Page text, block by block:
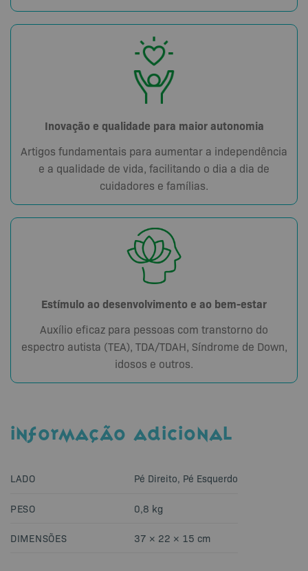
Inovação e qualidade para maior autonomia
Artigos fundamentais para aumentar a independência
e a qualidade de vida, facilitando o dia a dia de
cuidadores e famílias.
Estímulo ao desenvolvimento e ao bem-estar
Auxílio eficaz para pessoas com transtorno do
espectro autista (TEA), TDA/TDAH, Síndrome de Down,
idosos e outros.
INFORMAÇÃO ADICIONAL
LADO Pé Direito, Pé Esquerdo
PESO 0,8 kg
DIMENSÕES 37 × 22 × 15 cm